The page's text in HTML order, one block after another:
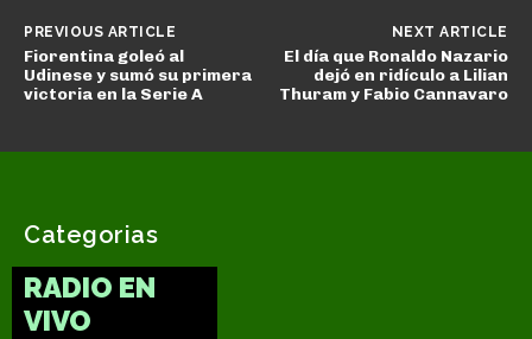
PREVIOUS ARTICLE
Fiorentina goleó al
Udinese y sumó su primera
victoria en la Serie A
NEXT ARTICLE
El día que Ronaldo Nazario
dejó en ridículo a Lilian
Thuram y Fabio Cannavaro
Categorias
RADIO EN
VIVO